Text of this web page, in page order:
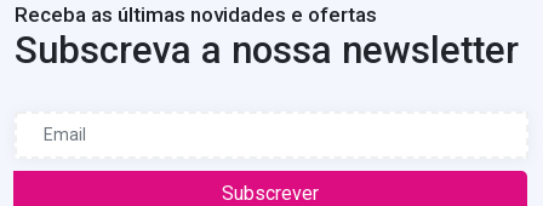
Receba as últimas novidades e ofertas
Subscreva a nossa newsletter
Subscrever